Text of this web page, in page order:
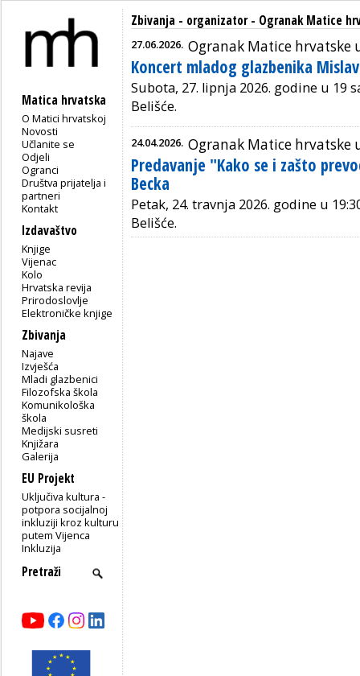
Matica hrvatska
O Matici hrvatskoj
Novosti
Učlanite se
Odjeli
Ogranci
Društva prijatelja i
partneri
Kontakt
Izdavaštvo
Knjige
Vijenac
Kolo
Hrvatska revija
Prirodoslovlje
Elektroničke knjige
Zbivanja
Najave
Izvješća
Mladi glazbenici
Filozofska škola
Komunikološka
škola
Medijski susreti
Knjižara
Galerija
EU Projekt
Uključiva kultura -
potpora socijalnoj
inkluziji kroz kulturu
putem Vijenca
Inkluzija
Zbivanja - organizator - Ogranak Matice
27.06.2026. Ogranak Matice hrvatske
Koncert mladog glazbenika
Subota, 27. lipnja 2026. godine u 19
Belišće.
24.04.2026. Ogranak Matice hrvatske
Predavanje "Kako se i zašto
Becka
Petak, 24. travnja 2026. godine u
Belišće.